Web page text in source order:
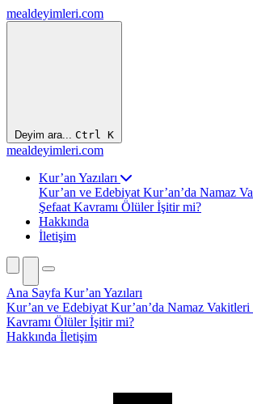
mealdeyimleri.com
Deyim ara... Ctrl K
mealdeyimleri.com
Kur’an Yazıları
Kur’an ve Edebiyat Kur’an’da Namaz
Şefaat Kavramı Ölüler İşitir mi?
Hakkında
İletişim
Ana Sayfa Kur’an Yazıları
Kur’an ve Edebiyat Kur’an’da Namaz Vakitleri
Kavramı Ölüler İşitir mi?
Hakkında İletişim